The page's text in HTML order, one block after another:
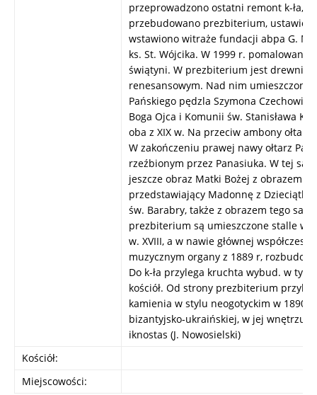
przeprowadzono ostatni remont k-ła,
przebudowano prezbiterium,
wstawiono witraże fundacji abpa G.
ks. St. Wójcika. W 1999 r. pomalowano
świątyni. W prezbiterium jest
renesansowym. Nad nim umieszczono
Pańskiego pędzla Szymona
Boga Ojca i Komunii św. Stanisława
oba z XIX w. Na przeciw ambony
W zakończeniu prawej nawy ołtarz
rzeźbionym przez Panasiuka. W tej
jeszcze obraz Matki Bożej z obrazem
przedstawiający Madonnę z
św. Barabry, także z obrazem tego
prezbiterium są umieszczone stalle w
w. XVIII, a w nawie głównej
muzycznym organy z 1889 r,
Do k-ła przylega kruchta wybud. w tym
kościół. Od strony prezbiterium
kamienia w stylu neogotyckim w 1890
bizantyjsko-ukraińskiej, w jej wnętrzu
iknostas (J. Nowosielski)
Kościół:
Miejscowości: